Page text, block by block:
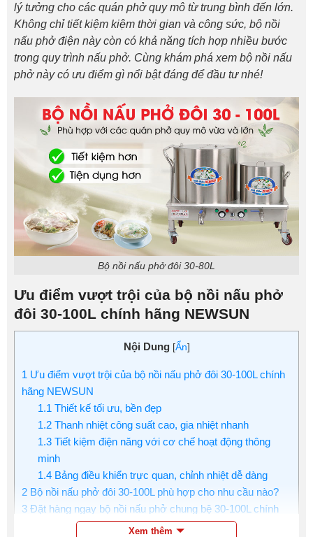
lý tưởng cho các quán phở quy mô từ trung bình đến lớn.
Không chỉ tiết kiệm kiệm thời gian và công sức, bộ nồi
nấu phở điện này còn có khả năng tích hợp nhiều bước
trong quy trình nấu phở. Cùng khám phá xem bộ nồi nấu
phở này có ưu điểm gì nổi bật đáng để đầu tư nhé!
Bộ nồi nấu phở đôi 30-80L
Ưu điểm vượt trội của bộ nồi nấu phở
đôi 30-100L chính hãng NEWSUN
Nội Dung [Ẩn]
1 Ưu điểm vượt trội của bộ nồi nấu phở đôi 30-100L chính
hãng NEWSUN
1.1 Thiết kế tối ưu, bền đẹp
1.2Thanh nhiệt công suất cao, gia nhiệt nhanh
1.3Tiết kiệm điện năng với cơ chế hoạt động thông
minh
1.4Bảng điều khiển trực quan, chỉnh nhiệt dễ dàng
2 Bộ nồi nấu phở đôi 30-100L phù hợp cho nhu cầu nào?
3 Đặt hàng ngay bộ nồi nấu phở chung bệ 30-100L chính
hãng NEWSUN
Xem thêm